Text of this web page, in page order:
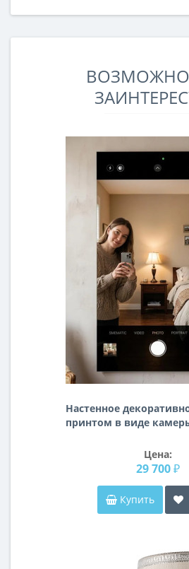
Настенное
принтом в виде
Цена:
29 700 ₽
Купить